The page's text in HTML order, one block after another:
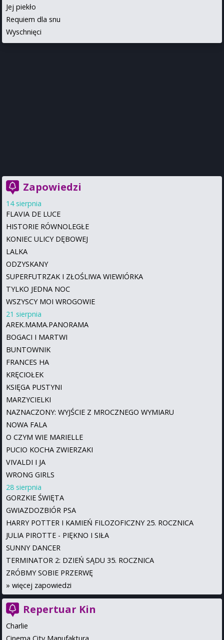
Jej piekło
Requiem dla snu
Wyschnięci
Zapowiedzi
14 sierpnia
FLAVIA DE LUCE
HISTORIE RÓWNOLEGŁE
KONIEC ULICY DĘBOWEJ
LALKA
ODZYSKANY
SUPERFUTRZAK I ZŁOŚLIWA WIEWIÓRKA
TYLKO JEDNA NOC
WSZYSCY MOI WROGOWIE
21 sierpnia
AREK.MAMA.PANORAMA
BOGACI I MARTWI
BUNTOWNIK
FRANCES HA
KRĘCIOŁEK
KSIĘGA PUSTYNI
MARZYCIELKI
NAZNACZONY: WYJŚCIE Z MROCZNEGO WYMIARU
NOWA FALA
O CZYM WIE MARIELLE
PUCIO KOCHA ZWIERZAKI
VIVALDI I JA
WRONG GIRLS
28 sierpnia
GORZKIE ŚWIĘTA
GWIAZDOZBIÓR PSA
HARRY POTTER I KAMIEŃ FILOZOFICZNY 25. ROCZNICA
JULIA PIROTTE - PIĘKNO I SIŁA
SUNNY DANCER
TERMINATOR 2: DZIEŃ SĄDU 35. ROCZNICA
ZRÓBMY SOBIE PRZERWĘ
» więcej zapowiedzi
Repertuar Kin
Charlie